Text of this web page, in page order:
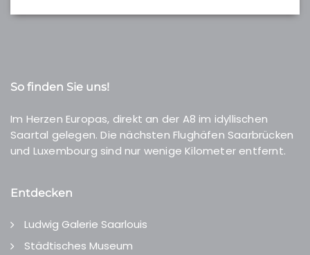
So finden Sie uns!
Im Herzen Europas, direkt an der A8 im idyllischen
Saartal gelegen. Die nächsten Flughäfen Saarbrücken
und Luxembourg sind nur wenige Kilometer entfernt.
Entdecken
Ludwig Galerie Saarlouis
Städtisches Museum